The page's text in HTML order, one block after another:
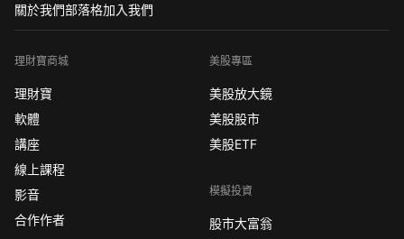
關於我們部落格加入我們
理財寶商城
理財寶
軟體
講座
線上課程
影音
合作作者
美股專區
美股放大鏡
美股股市
美股ETF
模擬投資
股市大富翁